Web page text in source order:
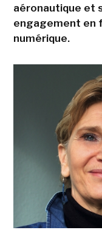
aéronautique et
engagement en
numérique.